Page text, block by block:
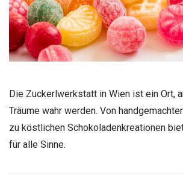
Die Zuckerlwerkstatt in Wien ist ein Ort,
Träume wahr werden. Von
zu köstlichen Schokoladenkreationen
für alle Sinne.